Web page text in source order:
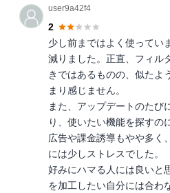
user9a42f4
2
少し前まではよく使ってい
減りました。正直、フィル
きではあるものの、似たよ
まり感じません。
また、アップデートのたび
り、使いたい機能を探すの
広告や課金誘導もやや多く
には少しストレスでした。
好みにハマる人には良いと
を加工したい自分には合わ